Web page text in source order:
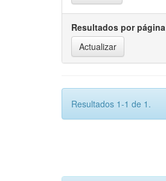
Resultados por página
Resultados 1-1 de 1.